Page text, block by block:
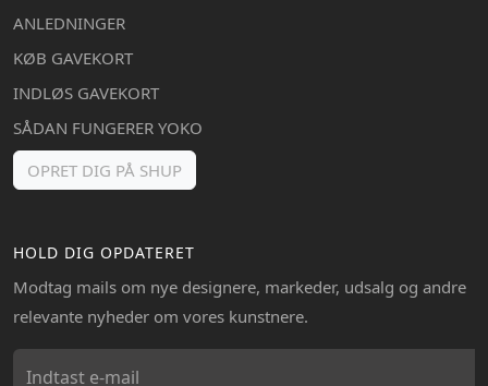
ANLEDNINGER
KØB GAVEKORT
INDLØS GAVEKORT
SÅDAN FUNGERER YOKO
OPRET DIG PÅ SHUP
HOLD DIG OPDATERET
Modtag mails om nye designere, markeder, udsalg og andre
relevante nyheder om vores kunstnere.